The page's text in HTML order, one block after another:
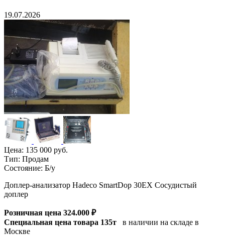
19.07.2026
Цена: 135 000 руб.
Тип: Продам
Состояние: Б/у
Доплер-анализатор Hadeco SmartDop 30EX Сосудистый
доплер
Розничная цена 324.000 ₽
Специальная цена товара 135т
в наличии на складе в
Москве